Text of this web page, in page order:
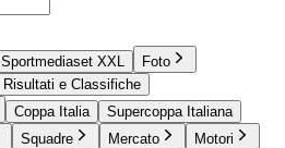
Sportmediaset XXL
Foto
Risultati e Classifiche
Coppa Italia
Supercoppa Italiana
Squadre Mercato
Motori